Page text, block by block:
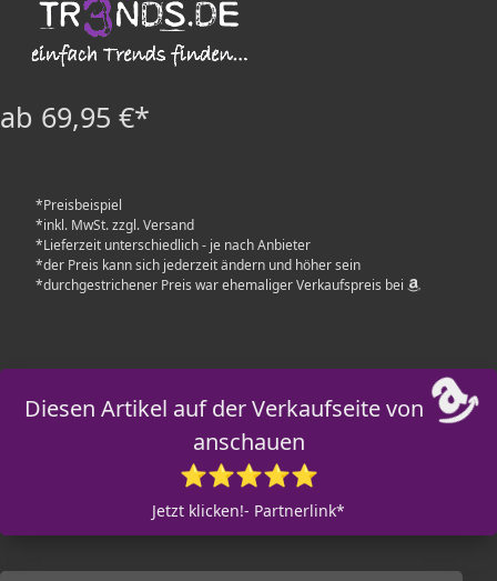
ab 69,95 €*
*Preisbeispiel
*inkl. MwSt. zzgl. Versand
*Lieferzeit unterschiedlich - je nach Anbieter
*der Preis kann sich jederzeit ändern und höher sein
*durchgestrichener Preis war ehemaliger Verkaufspreis bei
Diesen Artikel auf der Verkaufseite von
anschauen
⭐⭐⭐⭐⭐
Jetzt klicken!- Partnerlink*